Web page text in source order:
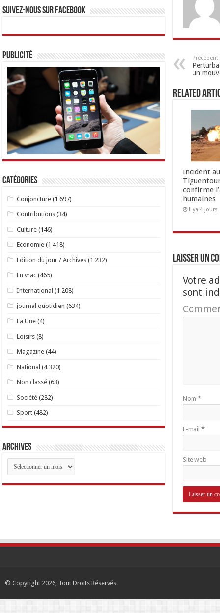
Précédent
un
Related
Incident
confirme
humaines
Il ya 4 jours
Laisser un
Votre
sont
Nom *
E-mail *
Site web
Suivez-nous sur Facebook
Publicité
Catégories
Conjoncture (1 697)
Contributions (34)
Culture (146)
Economie (1 418)
Edition du jour / Archives (1 232)
En vrac (465)
International (1 208)
journal quotidien (634)
La Une (4)
Loisirs (8)
Magazine (44)
National (4 320)
Non classé (63)
Société (282)
Sport (482)
Archives
Archives
© Copyright 2026, Tout Droits Réservés